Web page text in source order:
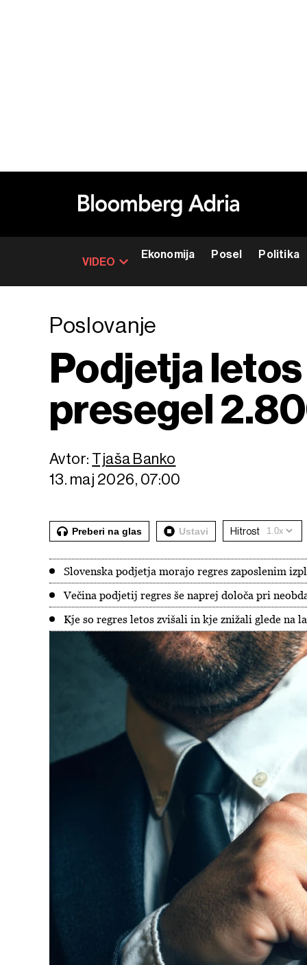
VIDEO
Ekonomija Posel Politika
Poslovanje
Podjetja
presegel
Avtor: Tjaša Banko
13. maj 2026, 07:00
Preberi na glas Ustavi Hitrost
Slovenska podjetja morajo regres zaposlenim
Večina podjetij regres še naprej določa pri
Kje so regres letos zvišali in kje znižali glede na